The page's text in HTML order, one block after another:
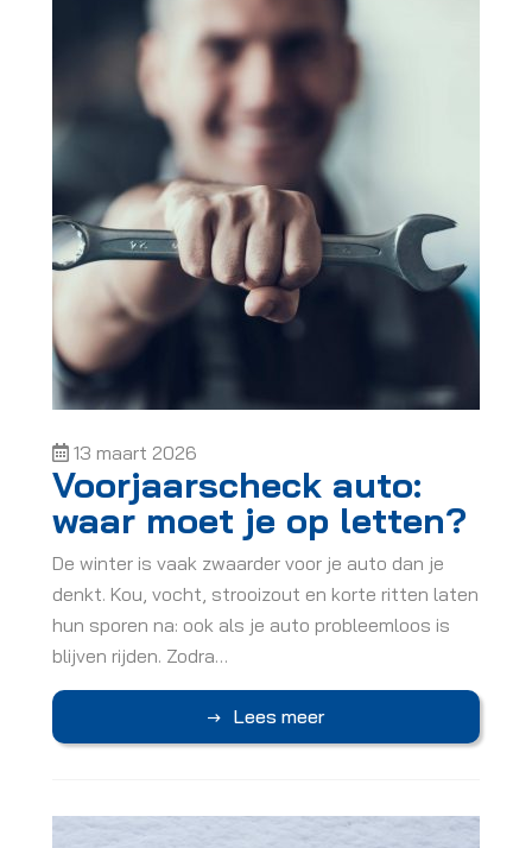
13 maart 2026
Voorjaarscheck auto:
waar moet je op letten?
De winter is vaak zwaarder voor je auto dan je
denkt. Kou, vocht, strooizout en korte ritten laten
hun sporen na: ook als je auto probleemloos is
blijven rijden. Zodra…
Lees meer